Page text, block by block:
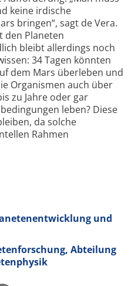
keine irdische
bringen“, sagt de Vera.
den Planeten
bleibt allerdings noch
34 Tagen könnten
dem Mars überleben und
Organismen auch über
zu Jahre oder gar
leben? Diese
da solche
Rahmen
und
Abteilung